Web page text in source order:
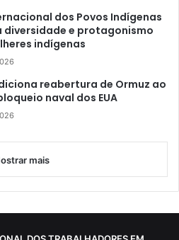
dos Povos Indígenas
diversidade e protagonismo
indígenas
reabertura de Ormuz ao
naval dos EUA
mais